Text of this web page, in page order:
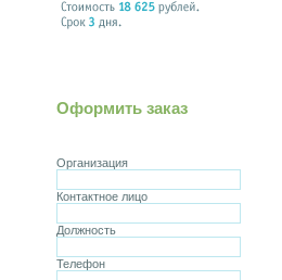
Оформить заказ
Организация
Контактное лицо
Должность
Телефон